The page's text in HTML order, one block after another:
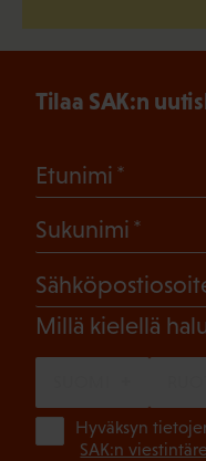
Tilaa SAK:n
Etunimi
Sukunimi
Millä kielellä
Hyväksyn
SAK:n